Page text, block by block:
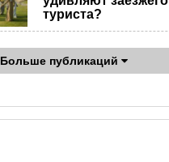
туриста?
Больше публикаций